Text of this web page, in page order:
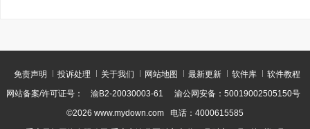
免责声明 投诉处理 关于我们 网站地图 最新更新 软件库
软件教程
网站备案/许可证号：
渝B2-20030003-61
渝公网安备：50019002505150号
©2026 www.mydown.com 电话：4000615585